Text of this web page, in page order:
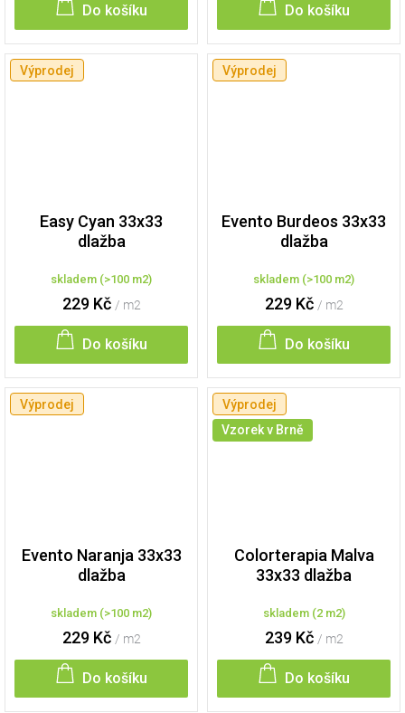
Do košíku Do košíku
Výprodej
Easy Cyan 33x33
dlažba
skladem (>100 m2)
229 Kč / m2
Do košíku
Výprodej
Evento Burdeos 33x33
dlažba
skladem (>100 m2)
229 Kč / m2
Do košíku
Výprodej
Evento Naranja 33x33
dlažba
skladem (>100 m2)
229 Kč / m2
Do košíku
Výprodej
Vzorek v Brně
Colorterapia Malva
33x33 dlažba
skladem (2 m2)
239 Kč / m2
Do košíku